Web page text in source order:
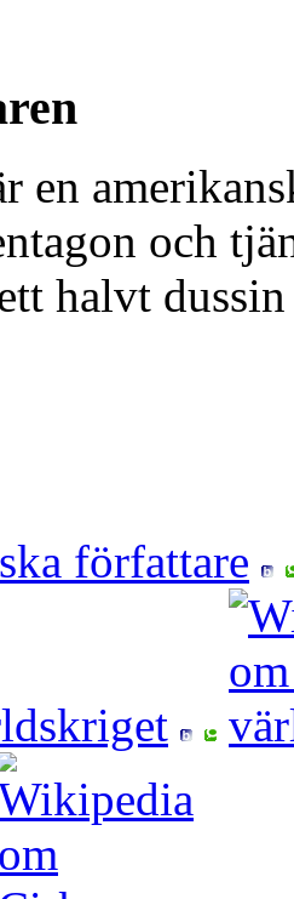
en
och
halvt dussin
författare